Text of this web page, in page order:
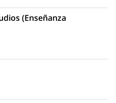
(Enseñanza